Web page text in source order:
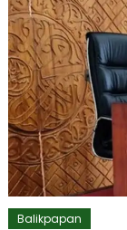
Balikpapan